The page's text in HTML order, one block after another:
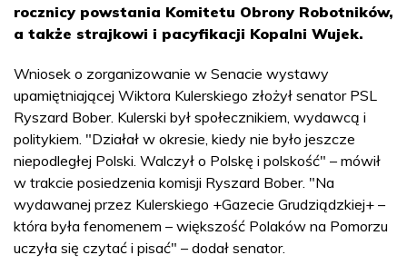
rocznicy powstania Komitetu Obrony Robotników,
a także strajkowi i pacyfikacji Kopalni Wujek.
Wniosek o zorganizowanie w Senacie wystawy
upamiętniającej Wiktora Kulerskiego złożył senator PSL
Ryszard Bober. Kulerski był społecznikiem, wydawcą i
politykiem. "Działał w okresie, kiedy nie było jeszcze
niepodległej Polski. Walczył o Polskę i polskość" – mówił
w trakcie posiedzenia komisji Ryszard Bober. "Na
wydawanej przez Kulerskiego +Gazecie Grudziądzkiej+ –
która była fenomenem – większość Polaków na Pomorzu
uczyła się czytać i pisać" – dodał senator.